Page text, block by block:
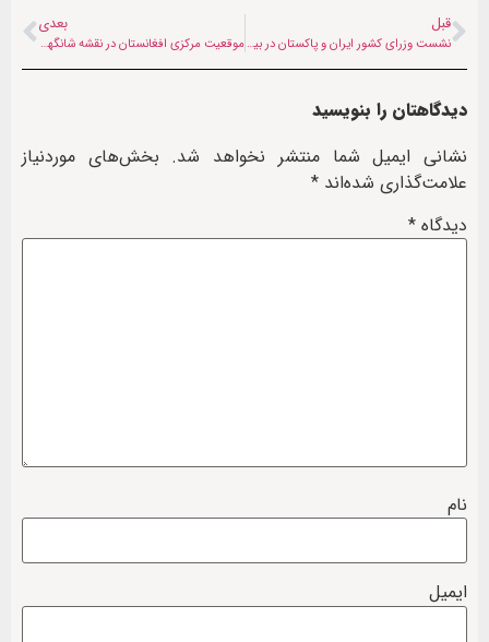
قبل
نشست وزرای کشور ایران و پاکستان در بیشکک؛ تمرکز بر مدیریت مرزها و صلح منطقه‌ای
بعدی
موقعیت مرکزی افغانستان در نقشه شانگهای؛ واکاوی مکانیزم تماس در نشست سن‌پترزبورگ
دیدگاهتان را بنویسید
نشانی ایمیل شما منتشر نخواهد شد. بخش‌های موردنیاز
علامت‌گذاری شده‌اند *
دیدگاه *
نام
ایمیل